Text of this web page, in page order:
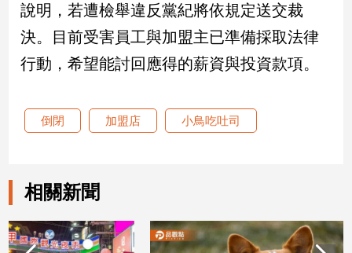
活
建
計
遊/
美
說明，若遭檢舉違反黨紀將依規定送交裁
決。目前受害員工與加盟主已準備採取法律
行動，希望能討回應得的薪資與投資款項。
倒閉 加盟店 小鳥吃吐司
相關新聞